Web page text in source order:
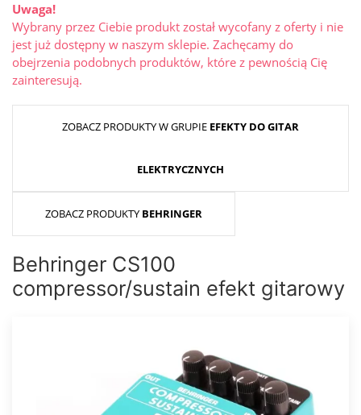
Uwaga!
Wybrany przez Ciebie produkt został wycofany z oferty i nie
jest już dostępny w naszym sklepie. Zachęcamy do
obejrzenia podobnych produktów, które z pewnością Cię
zainteresują.
ZOBACZ PRODUKTY W GRUPIE EFEKTY DO GITAR
ELEKTRYCZNYCH
ZOBACZ PRODUKTY BEHRINGER
Behringer CS100
compressor/sustain efekt gitarowy